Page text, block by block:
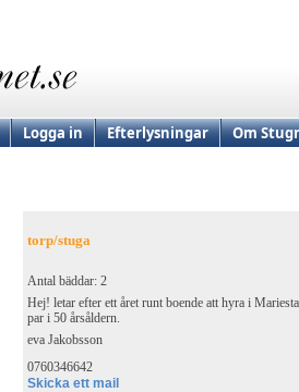
Logga in Efterlysningar Om
torp/stuga
Antal bäddar: 2
Hej! letar efter ett året runt boende att hyra i
par i 50 årsåldern.
eva Jakobsson
0760346642
Skicka ett mail